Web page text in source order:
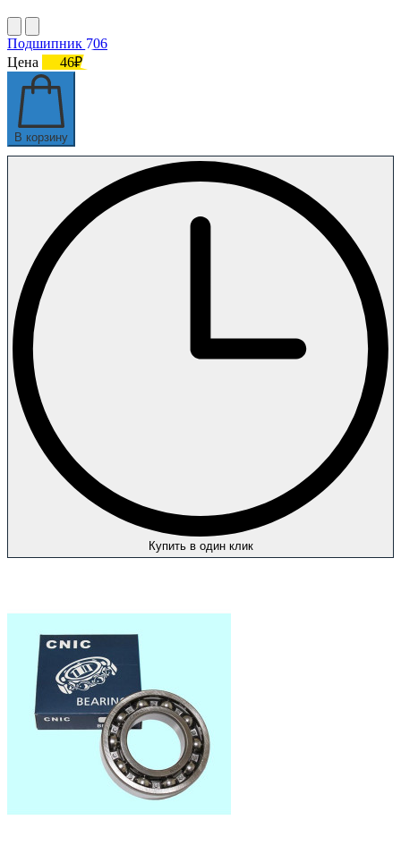
Подшипник 706
Цена
46₽
В корзину
Купить в один клик